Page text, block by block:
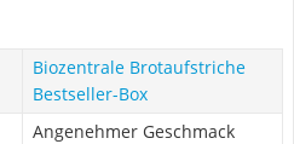
Biozentrale Brotaufstriche
Bestseller-Box
Angenehmer Geschmack